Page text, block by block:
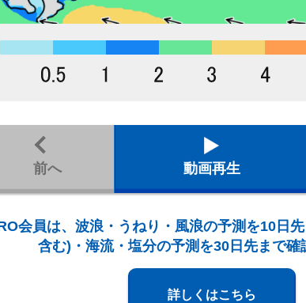
前へ 動画再生
会員は、波浪・うねり・風浪の予測を10日
含む)・海流・塩分の予測を30日先まで確
詳しくはこちら